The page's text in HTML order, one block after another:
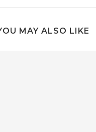
MAY ALSO LIKE